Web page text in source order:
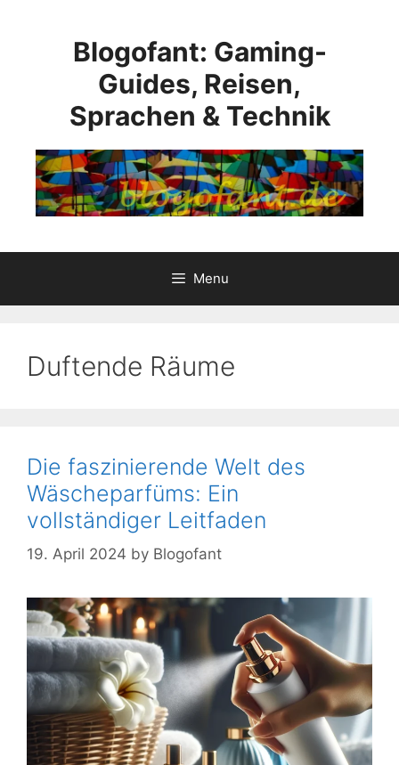
Blogofant: Gaming-
Guides, Reisen,
Sprachen & Technik
Menu
Duftende Räume
Die faszinierende Welt des
Wäscheparfüms: Ein
vollständiger Leitfaden
19. April 2024 by Blogofant